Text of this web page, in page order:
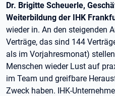
Dr. Brigitte Scheuerle,
Weiterbildung der IHK
wieder in. An den steigenden
Verträge, das sind 144
als im Vorjahresmonat)
Menschen wieder Lust auf
im Team und greifbare
Zweck haben. IHK-